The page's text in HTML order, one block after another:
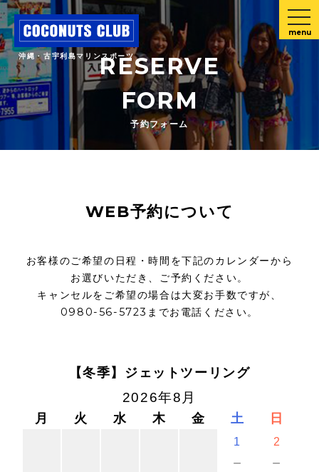
沖縄・古宇利島マリンスポーツ
menu
RESERVE
FORM
予約フォーム
WEB予約について
お客様のご希望の日程・時間を下記のカレンダーから
お選びいただき、ご予約ください。
キャンセルをご希望の場合は大変お手数ですが、
0980-56-5723までお電話ください。
【冬季】ジェットツーリング
2026年8月
月 火 水 木 金 土 日
1
－
2
－